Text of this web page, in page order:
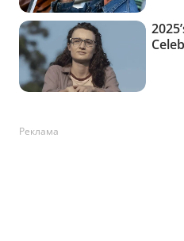
Реклама